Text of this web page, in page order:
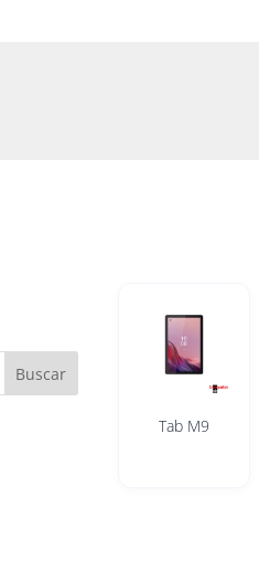
Buscar
Tab M9